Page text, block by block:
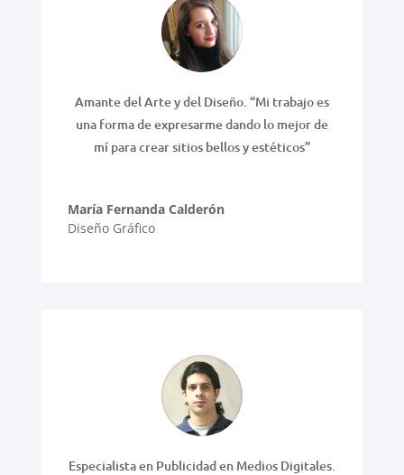
Amante del Arte y del Diseño. “Mi trabajo es
una forma de expresarme dando lo mejor de
mí para crear sitios bellos y estéticos”
María Fernanda Calderón
Diseño Gráfico
Especialista en Publicidad en Medios Digitales.